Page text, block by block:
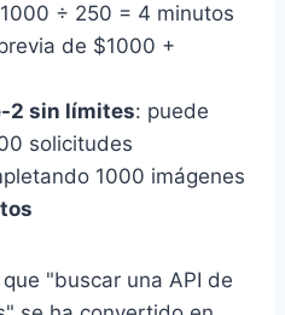
÷ 250 = 4 minutos
de $1000 +
2 sin límites: puede
solicitudes
1000 imágenes
"buscar una API de